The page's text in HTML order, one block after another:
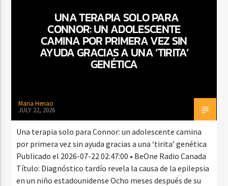
CURRENT SHOW
FIESTA DJ MIX
12:00 AM
UNA TERAPIA SOLO PARA
CONNOR: UN ADOLESCENTE
CAMINA POR PRIMERA VEZ SIN
AYUDA GRACIAS A UNA ‘TIRITA’
GENÉTICA
Maria Henao
JULY 22, 2026
Una terapia solo para Connor: un adolescente camina
por primera vez sin ayuda gracias a una ‘tirita’ genética
Publicado el 2026-07-22 02:47:00 • BeOne Radio Canada
Título: Diagnóstico tardío revela la causa de la epilepsia
en un niño estadounidense Ocho meses después de su